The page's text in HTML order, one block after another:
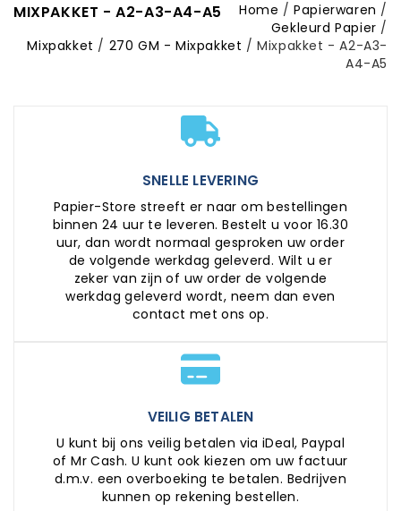
MIXPAKKET - A2-A3-A4-A5 Home
Papierwaren
Gekleurd Papier
Mixpakket
270 GM - Mixpakket
Mixpakket - A2-A3-
A4-A5
SNELLE LEVERING
Papier-Store streeft er naar om bestellingen
binnen 24 uur te leveren. Bestelt u voor 16.30
uur, dan wordt normaal gesproken uw order
de volgende werkdag geleverd. Wilt u er
zeker van zijn of uw order de volgende
werkdag geleverd wordt, neem dan even
contact met ons op.
VEILIG BETALEN
U kunt bij ons veilig betalen via iDeal, Paypal
of Mr Cash. U kunt ook kiezen om uw factuur
d.m.v. een overboeking te betalen. Bedrijven
kunnen op rekening bestellen.